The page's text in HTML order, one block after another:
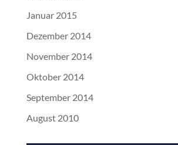
Januar 2015
Dezember 2014
November 2014
Oktober 2014
September 2014
August 2010